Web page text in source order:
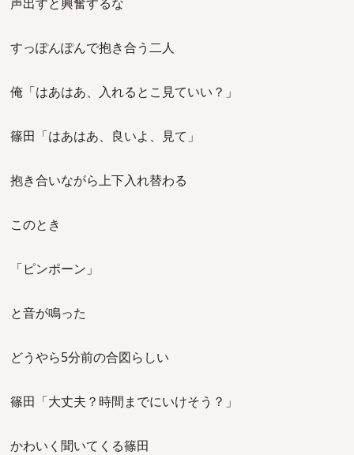
すっぽんぽんで抱き合う二人
俺「はあはあ、入れるとこ見ていい？」
篠田「はあはあ、良いよ、見て」
抱き合いながら上下入れ替わる
このとき
「ピンポーン」
と音が鳴った
どうやら5分前の合図らしい
篠田「大丈夫？時間までにいけそう？」
かわいく聞いてくる篠田